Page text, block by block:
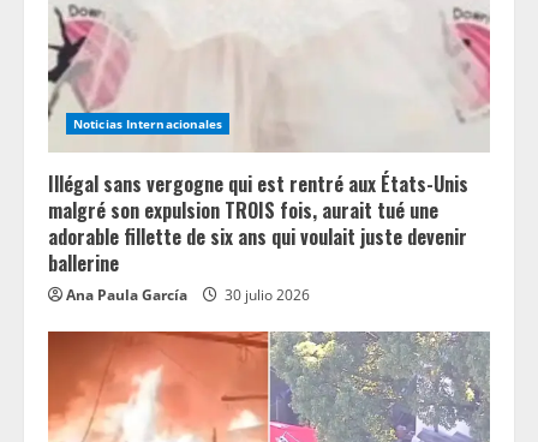
d
i
n
g
Noticias Internacionales
Illégal sans vergogne qui est rentré aux États-Unis
malgré son expulsion TROIS fois, aurait tué une
adorable fillette de six ans qui voulait juste devenir
ballerine
Ana Paula García 30 julio 2026